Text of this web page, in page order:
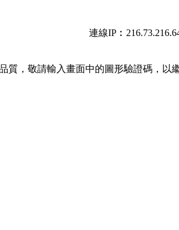
連線
質，敬請輸入畫面中的圖形驗證碼，以